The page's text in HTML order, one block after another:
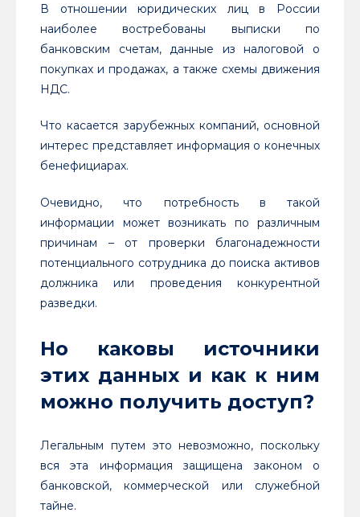
В отношении юридических лиц в России
наиболее востребованы выписки по
банковским счетам, данные из налоговой о
покупках и продажах, а также схемы движения
НДС.
Что касается зарубежных компаний, основной
интерес представляет информация о конечных
бенефициарах.
Очевидно, что потребность в такой
информации может возникать по различным
причинам – от проверки благонадежности
потенциального сотрудника до поиска активов
должника или проведения конкурентной
разведки.
Но каковы источники
этих данных и как к ним
можно получить доступ?
Легальным путем это невозможно, поскольку
вся эта информация защищена законом о
банковской, коммерческой или служебной
тайне.